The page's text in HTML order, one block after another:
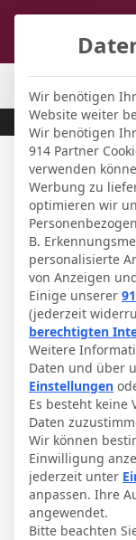
Frauen
Letzter Beitrag
Wir benötigen
Website weiter
Wir benötigen
914 Partner
verwenden
Werbung zu
optimieren wir
B.
personalisierte
von Anzeigen
Einige unserer
(jederzeit
berechtigten
Weitere
Daten und über
Einstellungen
Es besteht
Daten
Wir können
Einwilligung
jederzeit unter
anpassen. Ihre
angewendet.
Bitte beachten